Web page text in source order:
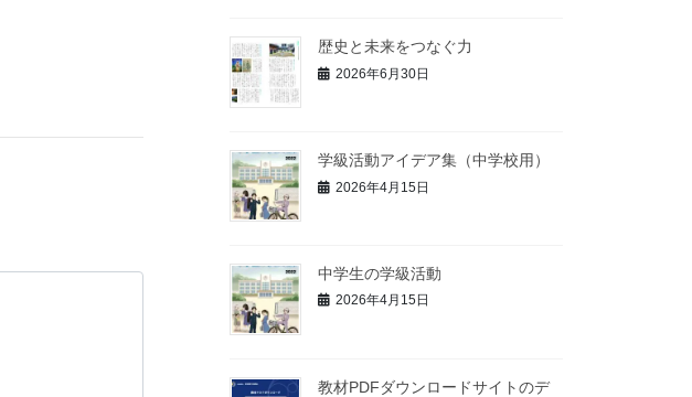
歴史と未来をつなぐ力
2026年6月30日
学級活動アイデア集（中学校用）
2026年4月15日
中学生の学級活動
2026年4月15日
教材PDFダウンロードサイトのデ